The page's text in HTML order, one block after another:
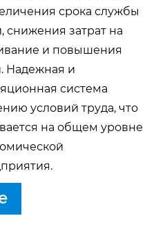
срока службы
снижения затрат на
и повышения
Надежная и
система
условий труда, что
на общем уровне